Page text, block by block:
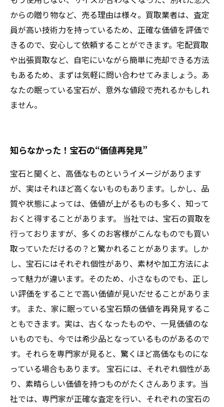
からの贈り物など、売る理由は様々。買取業者は、査定
員が高い技術力を持っているため、正確な価値を評価で
きるので、安心して依頼することができます。宅配買取
や出張買取など、自宅にいながら簡単に売却できる方法
もあるため、まずは気軽に問い合わせてみましょう。あ
なたの眠っている宝石が、意外な値段で売れるかもしれ
ません。
知らなかった！宝石の“価値再発見”
宝石と聞くと、高価なものというイメージがあります
が、実はそれほど高くないものもあります。しかし、品
質や状態によっては、価値が上がるものも多く、知って
おくと得することがあります。 当社では、宝石の買取を
行っておりますが、多くのお客様がこんなものでも買い
取っていただけるの？と驚かれることがあります。しか
し、宝石にはそれぞれ個性があり、素材や加工方法によ
って魅力が違います。そのため、小さなものでも、正し
い評価をすることで高い価値が見いだせることがありま
す。 また、家に眠っている宝石類の価値を再発見するこ
ともできます。実は、古くなったものや、一見価値のな
いものでも、今では希少品となっているものがあるので
す。それらを専門家が見ると、驚くほど高価なものにな
っている場合もあります。 宝石には、それぞれ個性があ
り、素晴らしい価値を持つものがたくさんあります。当
社では、専門家が正確な査定を行い、それぞれの宝石の